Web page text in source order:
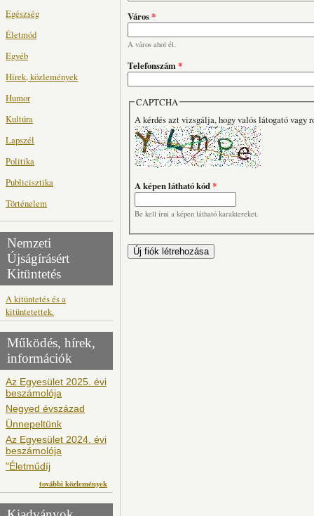
Egészség
Életmód
Egyéb
Hírek, közlemények
Humor
Kultúra
Lapszél
Politika
Publicisztika
Történelem
Nemzeti
Újságírásért
Kitüntetés
A kitüntetés és a
kitüntetettek.
Működés, hírek,
információk
Az Egyesület 2025. évi
beszámolója
Negyed évszázad
Ünnepeltünk
Az Egyesület 2024. évi
beszámolója
"Életműdíj
további közlemények
Város*
A város ahol él.
Telefonszám*
CAPTCHA
A kérdés azt vizsgálja, hogy valós látogató vagy
A képen látható kód*
Be kell írni a képen látható karaktereket.